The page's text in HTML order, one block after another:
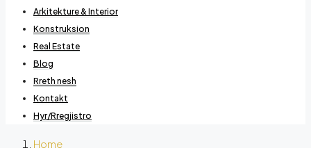
Arkitekture & Interior
Konstruksion
Real Estate
Blog
Rreth nesh
Kontakt
Hyr/Rregjistro
Home